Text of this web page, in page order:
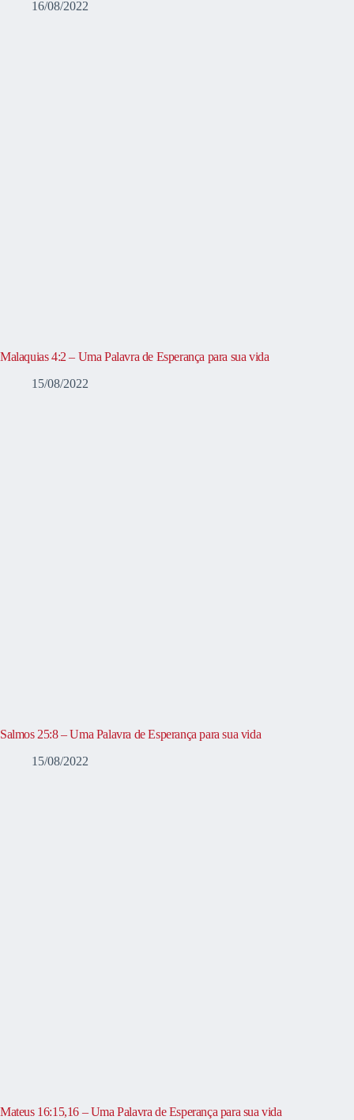
16/08/2022
Malaquias 4:2 – Uma Palavra de Esperança para sua vida
15/08/2022
Salmos 25:8 – Uma Palavra de Esperança para sua vida
15/08/2022
Mateus 16:15,16 – Uma Palavra de Esperança para sua vida